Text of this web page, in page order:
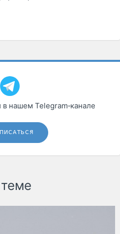
в нашем Telegram‑канале